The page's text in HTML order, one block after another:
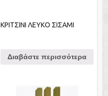
ΚΡΙΤΣΙΝΙ ΛΕΥΚΟ ΣΙΣΑΜΙ
Διαβάστε περισσότερα